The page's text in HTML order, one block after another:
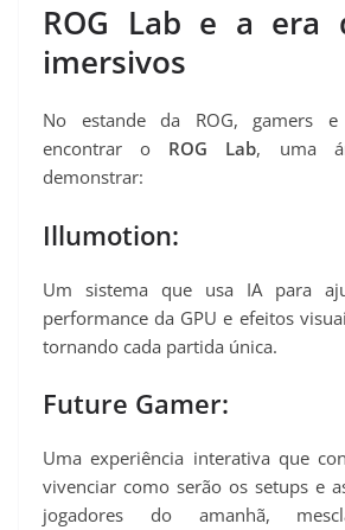
ROG Lab e a era
imersivos
No estande da ROG, gamers e
encontrar o ROG Lab, uma
demonstrar:
Illumotion:
Um sistema que usa IA para
performance da GPU e efeitos
tornando cada partida única.
Future Gamer:
Uma experiência interativa que
vivenciar como serão os setups e
jogadores do amanhã,